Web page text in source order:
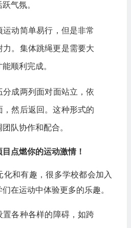
气氛。
运动简单易行，但是非常
力。集体跳绳更是需要大
顺利完成。
分成两列面对面站立，依
，然后返回。这种形式的
队协作和配合。
点燃你的运动激情！
化和有趣，很多学校都会加入
在运动中体验更多的乐趣。
置各种各样的障碍，如跨